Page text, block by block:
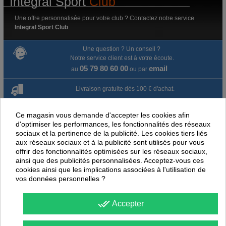
Une offre personnalisée pour votre club ? Contactez notre service
Integral Sport Club.
Une question ? Un conseil ?
Notre service client est à votre écoute.
au 05 79 80 60 00ou par email
Livraison gratuite dès 100 € d'achat.
Paiement par virement
Satisfait ou remboursé jusqu'à 60 jours
NOUS PENSONS QUE CES ARTICLES
PEUVENT ÉGALEMENT VOUS INTÉRESSER
Ce magasin vous demande d'accepter les cookies afin
d'optimiser les performances, les fonctionnalités des réseaux
sociaux et la pertinence de la publicité. Les cookies tiers liés
aux réseaux sociaux et à la publicité sont utilisés pour vous
offrir des fonctionnalités optimisées sur les réseaux sociaux,
ainsi que des publicités personnalisées. Acceptez-vous ces
cookies ainsi que les implications associées à l'utilisation de
vos données personnelles ?
done_all Accepter